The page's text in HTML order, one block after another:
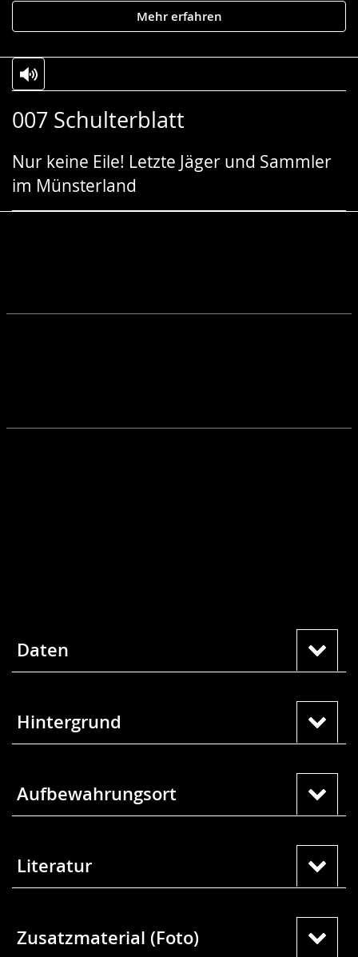
Mehr erfahren
007 Schulterblatt
Nur keine Eile! Letzte Jäger und Sammler
im Münsterland
Leichten
wechseln.
Audio-
Video
Deutscher
Gebärdensprache
wird
Daten
Hintergrund
Aufbewahrungsort
Literatur
Zusatzmaterial (Foto)